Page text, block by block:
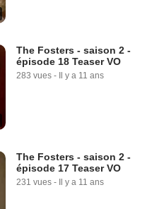
The Fosters - saison 2 -
épisode 18 Teaser VO
283 vues - Il y a 11 ans
The Fosters - saison 2 -
épisode 17 Teaser VO
231 vues - Il y a 11 ans